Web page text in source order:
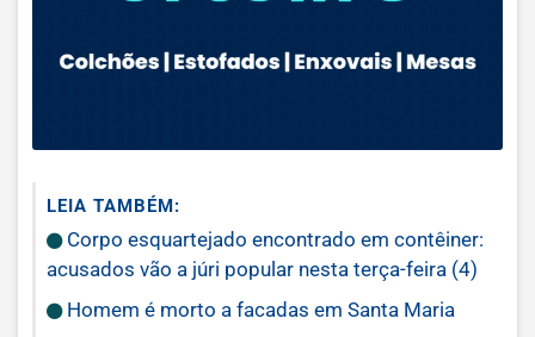
LEIA TAMBÉM:
Corpo esquartejado encontrado em contêiner:
acusados vão a júri popular nesta terça-feira (4)
Homem é morto a facadas em Santa Maria